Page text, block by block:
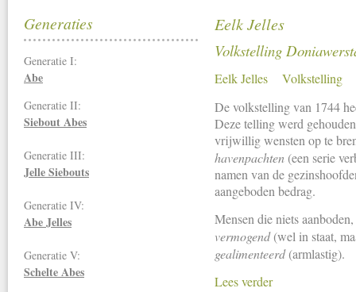
Eelk Jelles
Volkstelling
Eelk Jelles
Volkstelling
De volkstelling van 1744
Deze telling werd
vrijwillig wensten op te
havenpachten (een serie
namen van de
aangeboden bedrag.
Mensen die niets
vermogend(wel in staat,
gealimenteerd(armlastig).
Lees verder
Generaties
Generatie I:
Abe
Generatie II:
Siebout Abes
Generatie III:
Jelle Siebouts
Generatie IV:
Abe Jelles
Generatie V:
Schelte Abes